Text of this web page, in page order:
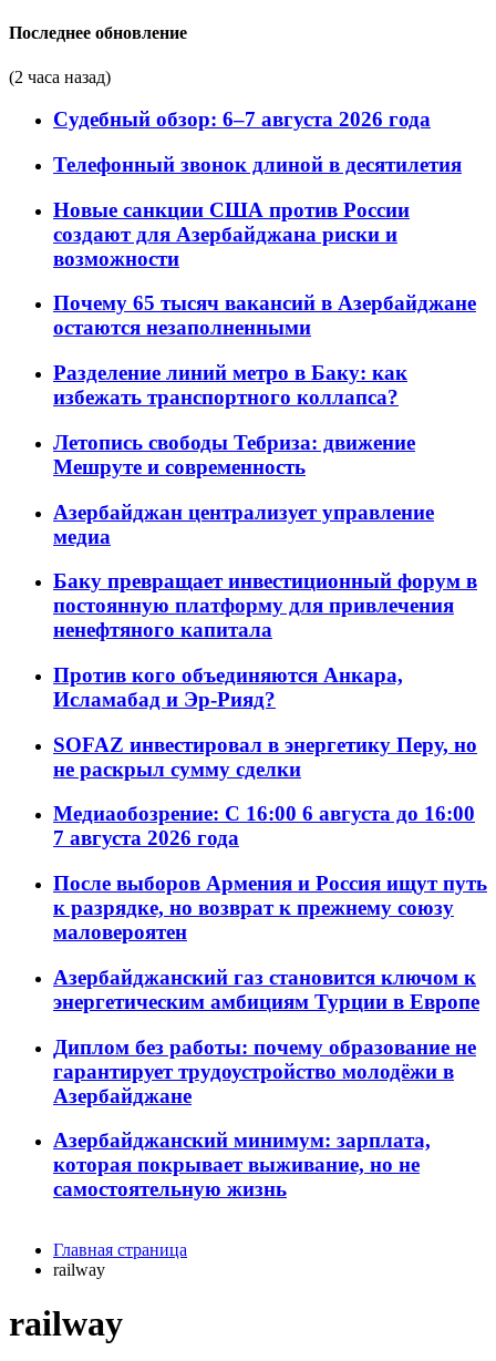
Последнее обновление
(2 часа назад)
Судебный обзор: 6–7 августа 2026 года
Телефонный звонок длиной в десятилетия
Новые санкции США против России
создают для Азербайджана риски и
возможности
Почему 65 тысяч вакансий в Азербайджане
остаются незаполненными
Разделение линий метро в Баку: как
избежать транспортного коллапса?
Летопись свободы Тебриза: движение
Мешруте и современность
Азербайджан централизует управление
медиа
Баку превращает инвестиционный форум в
постоянную платформу для привлечения
ненефтяного капитала
Против кого объединяются Анкара,
Исламабад и Эр-Рияд?
SOFAZ инвестировал в энергетику Перу, но
не раскрыл сумму сделки
Медиаобозрение: С 16:00 6 августа до 16:00
7 августа 2026 года
После выборов Армения и Россия ищут путь
к разрядке, но возврат к прежнему союзу
маловероятен
Азербайджанский газ становится ключом к
энергетическим амбициям Турции в Европе
Диплом без работы: почему образование не
гарантирует трудоустройство молодёжи в
Азербайджане
Азербайджанский минимум: зарплата,
которая покрывает выживание, но не
самостоятельную жизнь
Главная страница
railway
railway